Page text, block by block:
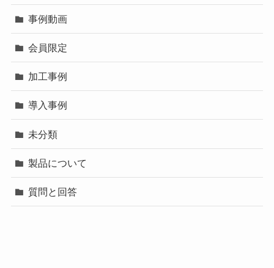
事例動画
会員限定
加工事例
導入事例
未分類
製品について
質問と回答